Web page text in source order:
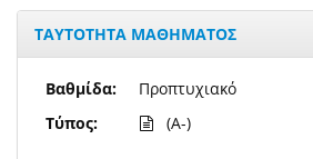
ΤΑΥΤΟΤΗΤΑ ΜΑΘΗΜΑΤΟΣ
Βαθμίδα:
Τύπος:
Προπτυχιακό
(A-)